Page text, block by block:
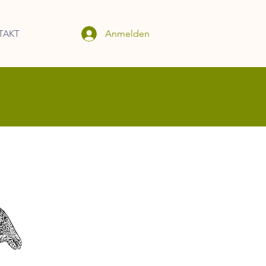
Anmelden